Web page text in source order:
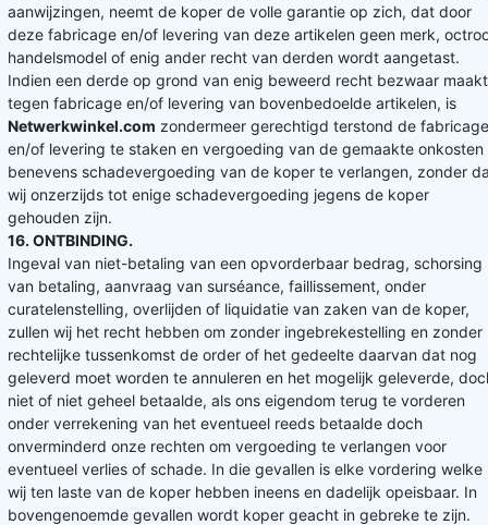
aanwijzingen, neemt de koper de volle garantie op zich, dat door
deze fabricage en/of levering van deze artikelen geen merk,
handelsmodel of enig ander recht van derden wordt aangetast.
Indien een derde op grond van enig beweerd recht bezwaar maakt
tegen fabricage en/of levering van bovenbedoelde artikelen, is
Netwerkwinkel.com zondermeer gerechtigd terstond de fabricage
en/of levering te staken en vergoeding van de gemaakte onkosten
benevens schadevergoeding van de koper te verlangen, zonder
wij onzerzijds tot enige schadevergoeding jegens de koper
gehouden zijn.
16. ONTBINDING.
Ingeval van niet-betaling van een opvorderbaar bedrag, schorsing
van betaling, aanvraag van surséance, faillissement, onder
curatelenstelling, overlijden of liquidatie van zaken van de koper,
zullen wij het recht hebben om zonder ingebrekestelling en zonder
rechtelijke tussenkomst de order of het gedeelte daarvan dat nog
geleverd moet worden te annuleren en het mogelijk geleverde,
niet of niet geheel betaalde, als ons eigendom terug te vorderen
onder verrekening van het eventueel reeds betaalde doch
onverminderd onze rechten om vergoeding te verlangen voor
eventueel verlies of schade. In die gevallen is elke vordering welke
wij ten laste van de koper hebben ineens en dadelijk opeisbaar. In
bovengenoemde gevallen wordt koper geacht in gebreke te zijn.